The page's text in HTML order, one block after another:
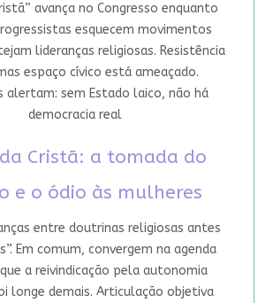
avança no Congresso enquanto
esquecem movimentos
lideranças religiosas. Resistência
espaço cívico está ameaçado.
alertam: sem Estado laico, não há
democracia real
Cristã: a tomada do
e o ódio às mulheres
entre doutrinas religiosas antes
Em comum, convergem na agenda
a reivindicação pela autonomia
longe demais. Articulação objetiva